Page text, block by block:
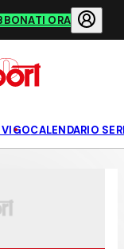
ORA
CALENDARIO